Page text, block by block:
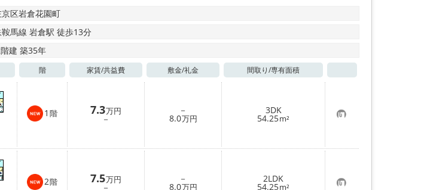
区岩倉花園町
馬線 岩倉駅 徒歩13分
建 築35年
階 家賃/共益費 敷金/礼金 間取り/専有面積
1 階 7.3万円
－
－
8.0万円
3DK
54.25m² お
気
に
入
り
登
録
2階 7.5万円
－
－
8.0万円
2LDK
54.25m² お